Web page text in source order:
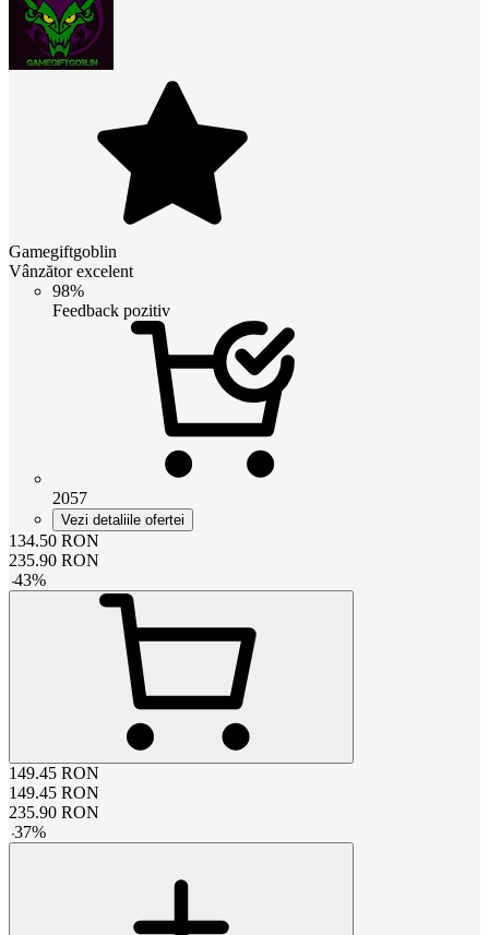
Gamegiftgoblin
Vânzător excelent
98%
Feedback pozitiv
2057
Vezi detaliile ofertei
134.50 RON
235.90 RON
-43%
149.45 RON
149.45 RON
235.90 RON
-37%